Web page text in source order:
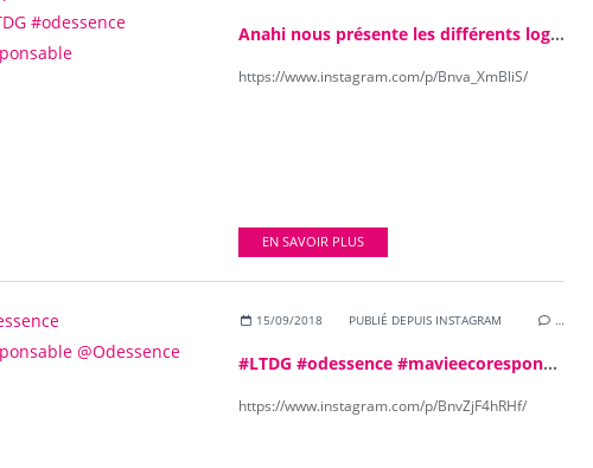
Anahi nous présente les différents logos bio ! #LTDG #odessence #mavieecoresponsable
https://www.instagram.com/p/Bnva_XmBliS/
EN SAVOIR PLUS
15/09/2018 PUBLIÉ DEPUIS INSTAGRAM …
#LTDG #odessence #mavieecoresponsable @Odessence
https://www.instagram.com/p/BnvZjF4hRHf/